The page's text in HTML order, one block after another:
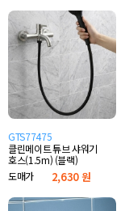
GTS77475
클린메이트 튜브 샤워기
호스(1.5m) (블랙)
도매가
2,630 원